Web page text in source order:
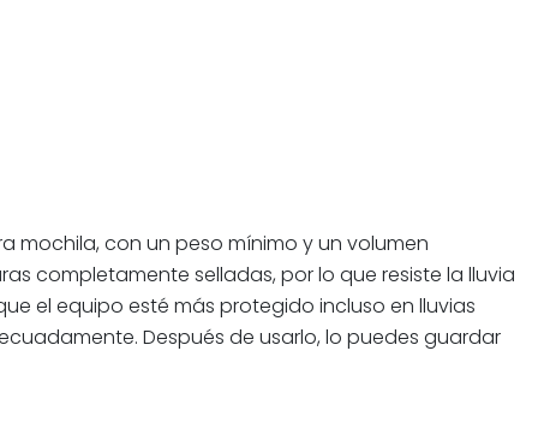
mochila, con un peso mínimo y un volumen
completamente selladas, por lo que resiste la lluvia
el equipo esté más protegido incluso en lluvias
Después de usarlo, lo puedes guardar